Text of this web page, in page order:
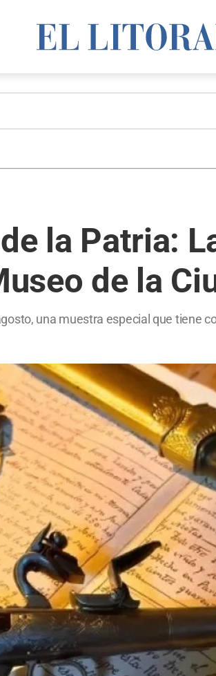
la Patria:
de la
una muestra especial que tiene